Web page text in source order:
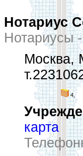
Нотариус
Нотариусы
Москва,
4,
карта